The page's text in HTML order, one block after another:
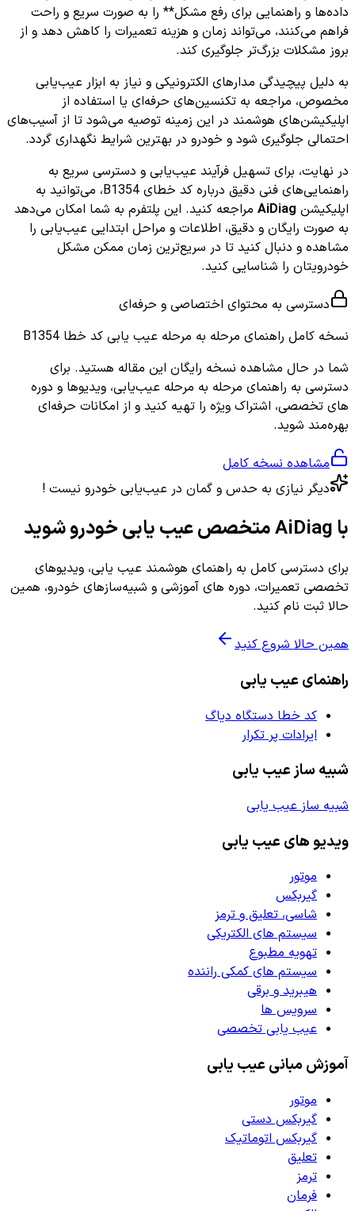
داده‌ها و راهنمایی برای رفع مشکل** را به صورت سریع و راحت
فراهم می‌کنند، می‌تواند زمان و هزینه تعمیرات را کاهش دهد و از
بروز مشکلات بزرگ‌تر جلوگیری کند.
به دلیل پیچیدگی مدارهای الکترونیکی و نیاز به ابزار عیب‌یابی
مخصوص، مراجعه به تکنسین‌های حرفه‌ای یا استفاده از
اپلیکیشن‌های هوشمند در این زمینه توصیه می‌شود تا از آسیب‌های
احتمالی جلوگیری شود و خودرو در بهترین شرایط نگهداری گردد.
در نهایت، برای تسهیل فرآیند عیب‌یابی و دسترسی سریع به
راهنمایی‌های فنی دقیق درباره کد خطای B1354، می‌توانید به
اپلیکیشن AiDiag مراجعه کنید. این پلتفرم به شما امکان می‌دهد
به صورت رایگان و دقیق، اطلاعات و مراحل ابتدایی عیب‌یابی را
مشاهده و دنبال کنید تا در سریع‌ترین زمان ممکن مشکل
خودرویتان را شناسایی کنید.
دسترسی به محتوای اختصاصی و حرفه‌ای
نسخه کامل راهنمای مرحله به مرحله عیب یابی کد خطا B1354
شما در حال مشاهده نسخه رایگان این مقاله هستید. برای
دسترسی به راهنمای مرحله به مرحله عیب‌یابی، ویدیوها و دوره
های تخصصی، اشتراک ویژه را تهیه کنید و از امکانات حرفه‌ای
بهره‌مند شوید.
مشاهده نسخه کامل
دیگر نیازی به حدس و گمان در عیب‌یابی خودرو نیست !
با AiDiag متخصص عیب یابی خودرو شوید
برای دسترسی کامل به راهنمای هوشمند عیب یابی، ویدیوهای
تخصصی تعمیرات، دوره های آموزشی و شبیه‌سازهای خودرو، همین
حالا ثبت نام کنید.
همین حالا شروع کنید
راهنمای عیب یابی
کد خطا دستگاه دیاگ
ایرادات پر تکرار
شبیه ساز عیب یابی
شبیه ساز عیب یابی
ویدیو های عیب یابی
موتور
گیربکس
شاسی، تعلیق و ترمز
سیستم های الکتریکی
تهویه مطبوع
سیستم های کمکی راننده
هیبرید و برقی
سرویس ها
عیب یابی تخصصی
آموزش مبانی عیب یابی
موتور
گیربکس دستی
گیربکس اتوماتیک
تعلیق
ترمز
فرمان